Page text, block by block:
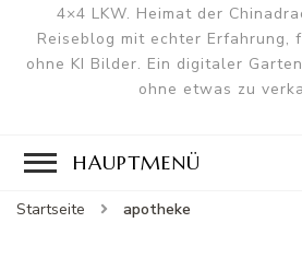
4×4 LKW. Heimat der
Reiseblog mit echter Erfahrung,
ohne KI Bilder. Ein digitaler
ohne etwas zu
HAUPTMENÜ
Startseite apotheke